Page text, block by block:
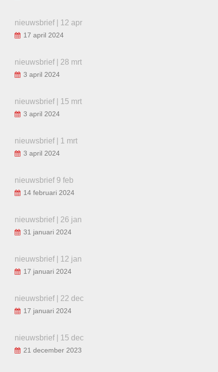
nieuwsbrief | 12 apr
17 april 2024
nieuwsbrief | 28 mrt
3 april 2024
nieuwsbrief | 15 mrt
3 april 2024
nieuwsbrief | 1 mrt
3 april 2024
nieuwsbrief 9 feb
14 februari 2024
nieuwsbrief | 26 jan
31 januari 2024
nieuwsbrief | 12 jan
17 januari 2024
nieuwsbrief | 22 dec
17 januari 2024
nieuwsbrief | 15 dec
21 december 2023